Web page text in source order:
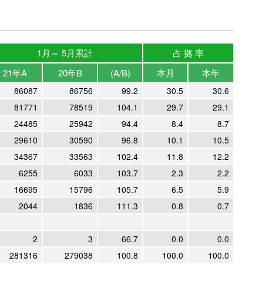
1月～ 5月累計
占 拠 率
21年A
20年B (A/B) 本月 本年
86087 86756 99.2 30.5
30.6
81771 78519 104.1 29.7
29.1
24485 25942 94.4 8.4
8.7
29610 30590 96.8 10.1
10.5
34367 33563 102.4 11.8
12.2
6255 6033 103.7 2.3
2.2
16695 15796 105.7 6.5
5.9
2044 1836 111.3 0.8
0.7
2 3 66.7 0.0
0.0
281316 279038 100.8 100.0 100.0